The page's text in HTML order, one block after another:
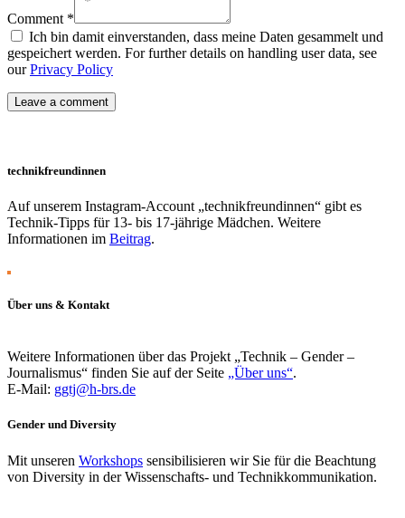
Comment *
Ich bin damit einverstanden, dass meine Daten gesammelt und
gespeichert werden. For further details on handling user data, see
ourPrivacy Policy
technikfreundinnen
Auf unserem Instagram-Account „technikfreundinnen“ gibt es
Technik-Tipps für 13- bis 17-jährige Mädchen. Weitere
Informationen im Beitrag.
Über uns & Kontakt
Weitere Informationen über das Projekt „Technik – Gender –
Journalismus“ finden Sie auf der Seite „Über uns“.
E-Mail: ggtj@h-brs.de
Gender und Diversity
Mit unseren Workshops sensibilisieren wir Sie für die Beachtung
von Diversity in der Wissenschafts- und Technikkommunikation.